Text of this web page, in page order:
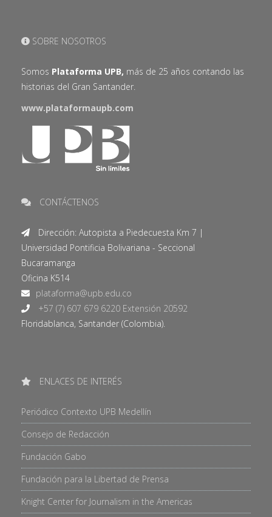
SOBRE NOSOTROS
Somos Plataforma UPB, más de 25 años contando las
historias del Gran Santander.
www.plataformaupb.com
CONTÁCTENOS
Dirección: Autopista a Piedecuesta Km 7 |
Universidad Pontificia Bolivariana - Seccional
Bucaramanga
Oficina K514
+57 (7) 607 679 6220 Extensión 20592
Floridablanca, Santander (Colombia).
ENLACES DE INTERÉS
Periódico Contexto UPB Medellín
Consejo de Redacción
Fundación Gabo
Fundación para la Libertad de Prensa
Knight Center for Journalism in the Americas